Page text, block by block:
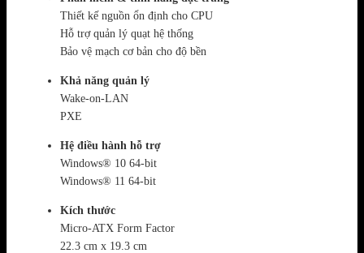
Thiết kế nguồn ổn định cho CPU
Hỗ trợ quản lý quạt hệ thống
Bảo vệ mạch cơ bản cho độ bền
Khả năng quản lý
Wake-on-LAN
PXE
Hệ điều hành hỗ trợ
Windows® 10 64-bit
Windows® 11 64-bit
Kích thước
Micro-ATX Form Factor
22.3 cm x 19.3 cm